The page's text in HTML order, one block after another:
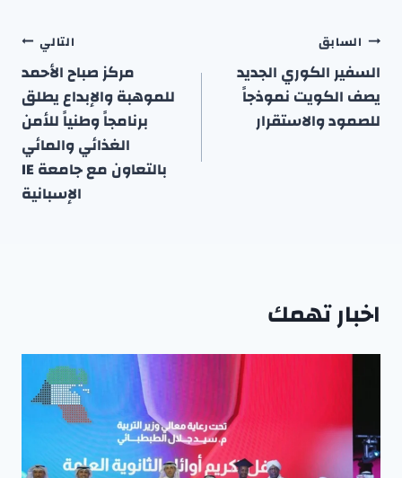
تصفّح
المقالات
السابق
السفير الكوري الجديد
يصف الكويت نموذجاً
للصمود والاستقرار
التالي
مركز صباح الأحمد
للموهبة والإبداع يطلق
برنامجاً وطنياً للأمن
الغذائي والمائي
بالتعاون مع جامعة IE
الإسبانية
اخبار تهمك